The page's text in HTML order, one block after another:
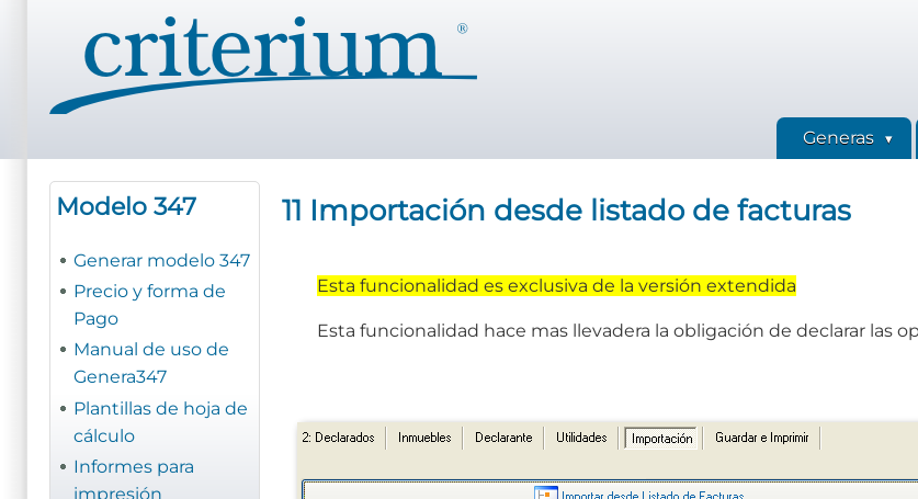
contenido
principal
Generas
Modelo 347
Generar modelo 347
Precio y forma de
Pago
Manual de uso de
Genera347
Plantillas de hoja de
cálculo
Informes para
impresión
11 Importación desde listado de facturas
Esta funcionalidad es exclusiva de la versión extendida
Esta funcionalidad hace mas llevadera la obligación de declarar las